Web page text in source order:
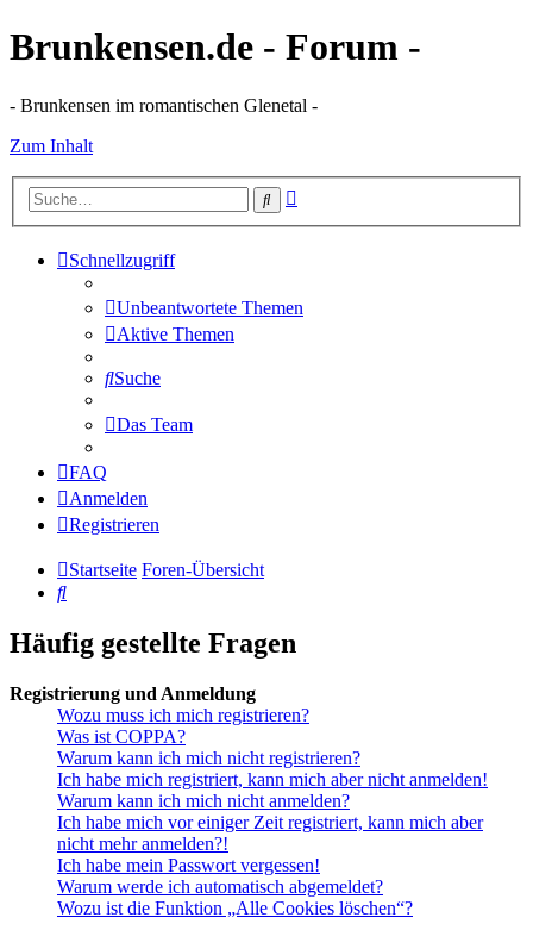
Brunkensen.de - Forum -
- Brunkensen im romantischen Glenetal -
Zum Inhalt
Suche
Schnellzugriff
Unbeantwortete Themen
Aktive Themen
Suche
Das Team
FAQ
Anmelden
Registrieren
Startseite Foren-Übersicht
Suche
Häufig gestellte Fragen
Registrierung und Anmeldung
Wozu muss ich mich registrieren?
Was ist COPPA?
Warum kann ich mich nicht registrieren?
Ich habe mich registriert, kann mich aber nicht anmelden!
Warum kann ich mich nicht anmelden?
Ich habe mich vor einiger Zeit registriert, kann mich aber
nicht mehr anmelden?!
Ich habe mein Passwort vergessen!
Warum werde ich automatisch abgemeldet?
Wozu ist die Funktion „Alle Cookies löschen“?